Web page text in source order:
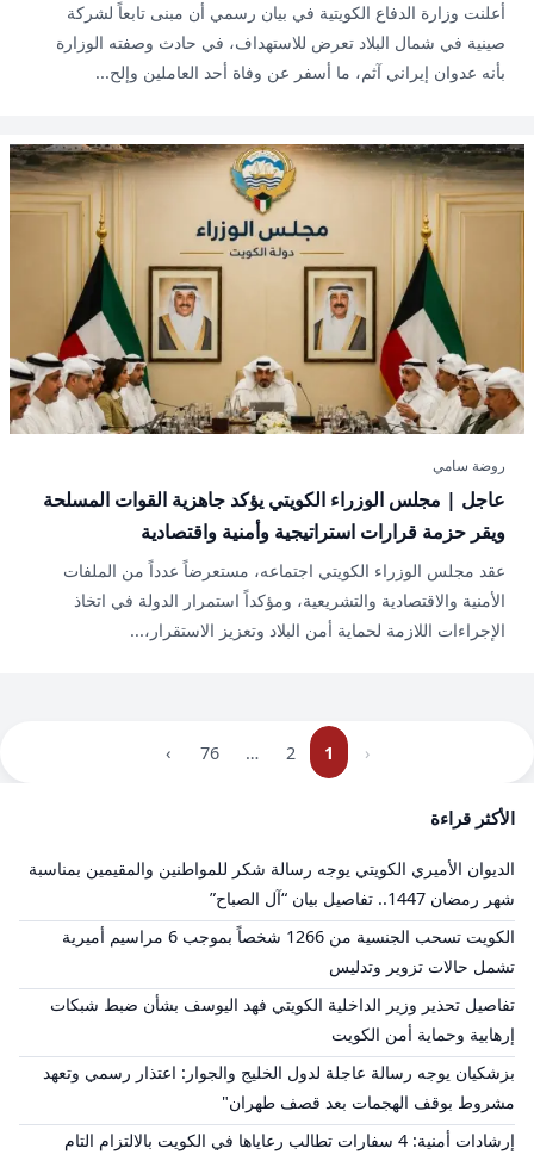
أعلنت وزارة الدفاع الكويتية في بيان رسمي أن مبنى تابعاً لشركة
صينية في شمال البلاد تعرض للاستهداف، في حادث وصفته الوزارة
بأنه عدوان إيراني آثم، ما أسفر عن وفاة أحد العاملين وإلح...
روضة سامي
عاجل | مجلس الوزراء الكويتي يؤكد جاهزية القوات المسلحة
ويقر حزمة قرارات استراتيجية وأمنية واقتصادية
عقد مجلس الوزراء الكويتي اجتماعه، مستعرضاً عدداً من الملفات
الأمنية والاقتصادية والتشريعية، ومؤكداً استمرار الدولة في اتخاذ
الإجراءات اللازمة لحماية أمن البلاد وتعزيز الاستقرار،...
‹
1
2
…
76
›
الأكثر قراءة
​الديوان الأميري الكويتي يوجه رسالة شكر للمواطنين والمقيمين بمناسبة
شهر رمضان 1447.. تفاصيل بيان “آل الصباح”
الكويت تسحب الجنسية من 1266 شخصاً بموجب 6 مراسيم أميرية
تشمل حالات تزوير وتدليس
تفاصيل تحذير وزير الداخلية الكويتي فهد اليوسف بشأن ضبط شبكات
إرهابية وحماية أمن الكويت
بزشكيان يوجه رسالة عاجلة لدول الخليج والجوار: اعتذار رسمي وتعهد
مشروط بوقف الهجمات بعد قصف طهران"
إرشادات أمنية: 4 سفارات تطالب رعاياها في الكويت بالالتزام التام